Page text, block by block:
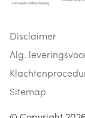
Disclaimer
Alg.
Sitemap